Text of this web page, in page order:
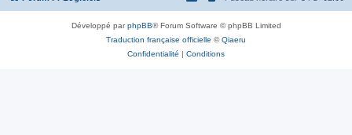
Développé parphpBB® Forum Software © phpBB Limited
Traduction française officielle ©Qiaeru
Confidentialité | Conditions